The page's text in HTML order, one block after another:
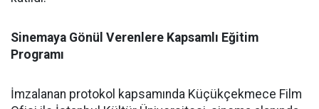
Sinemaya Gönül Verenlere Kapsamlı Eğitim
Programı
İmzalanan protokol kapsamında Küçükçekmece Film